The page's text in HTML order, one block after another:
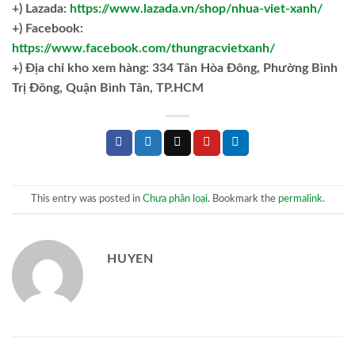
+) Lazada: https://www.lazada.vn/shop/nhua-viet-xanh/
+) Facebook:
https://www.facebook.com/thungracvietxanh/
+) Địa chỉ kho xem hàng: 334 Tân Hòa Đông, Phường Bình
Trị Đông, Quận Bình Tân, TP.HCM
This entry was posted in Chưa phân loại. Bookmark the permalink.
HUYEN